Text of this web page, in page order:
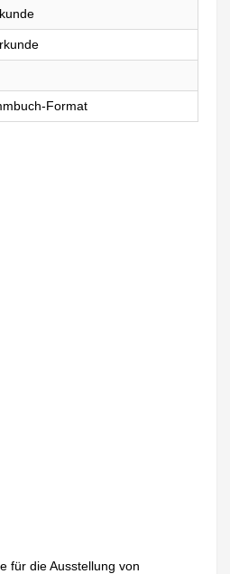
Format
für die Ausstellung von